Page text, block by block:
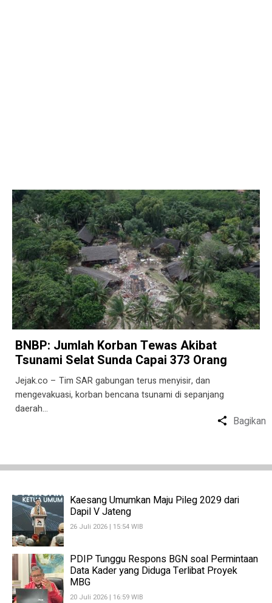
Kaesang Umumkan Maju Pileg 2029 dari
Dapil V Jateng
26 Juli 2026 | 15:54 WIB
PDIP Tunggu Respons BGN soal Permintaan
Data Kader yang Diduga Terlibat Proyek
MBG
20 Juli 2026 | 16:59 WIB
BNBP: Jumlah Korban Tewas Akibat
Tsunami Selat Sunda Capai 373 Orang
Jejak.co – Tim SAR gabungan terus menyisir, dan
mengevakuasi, korban bencana tsunami di sepanjang
daerah…
Bagikan